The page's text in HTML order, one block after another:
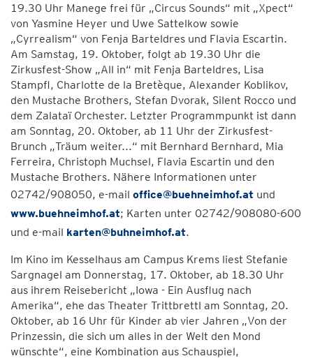
19.30 Uhr Manege frei für „Circus Sounds“ mit „Xpect“
von Yasmine Heyer und Uwe Sattelkow sowie
„Cyrrealism“ von Fenja Barteldres und Flavia Escartin.
Am Samstag, 19. Oktober, folgt ab 19.30 Uhr die
Zirkusfest-Show „All in“ mit Fenja Barteldres, Lisa
Stampfl, Charlotte de la Bretèque, Alexander Koblikov,
den Mustache Brothers, Stefan Dvorak, Silent Rocco und
dem Zalataï Orchester. Letzter Programmpunkt ist dann
am Sonntag, 20. Oktober, ab 11 Uhr der Zirkusfest-
Brunch „Träum weiter...“ mit Bernhard Bernhard, Mia
Ferreira, Christoph Muchsel, Flavia Escartin und den
Mustache Brothers. Nähere Informationen unter
02742/908050, e-mail office@buehneimhof.at und
www.buehneimhof.at; Karten unter 02742/908080-600
und e-mail karten@buhneimhof.at.
Im Kino im Kesselhaus am Campus Krems liest Stefanie
Sargnagel am Donnerstag, 17. Oktober, ab 18.30 Uhr
aus ihrem Reisebericht „Iowa - Ein Ausflug nach
Amerika“, ehe das Theater Trittbrettl am Sonntag, 20.
Oktober, ab 16 Uhr für Kinder ab vier Jahren „Von der
Prinzessin, die sich um alles in der Welt den Mond
wünschte“, eine Kombination aus Schauspiel,